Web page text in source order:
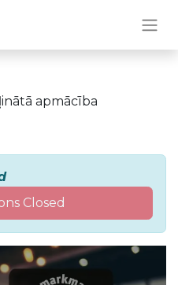
apmācība
Closed